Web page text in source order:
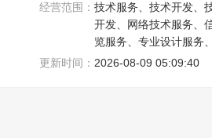
经营范围： 技术服务、技术开发、
开发、网络技术服务、
览服务、专业设计服务
设备维修
更新时间： 2026-08-09 05:09:40